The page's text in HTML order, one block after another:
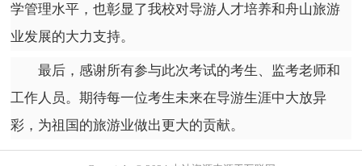
学管理水平，也彰显了我校对导游人才培养和舟山旅游
业发展的大力支持。
最后，感谢所有参与此次考试的考生、监考老师和
工作人员。期待每一位考生未来在导游生涯中大放异
彩，为祖国的旅游业做出更大的贡献。